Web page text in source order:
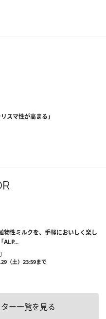
スマ性が高まる」
物性ミルクを、手軽においしく楽し
ALP...
（土）23:59まで
ー一覧を見る